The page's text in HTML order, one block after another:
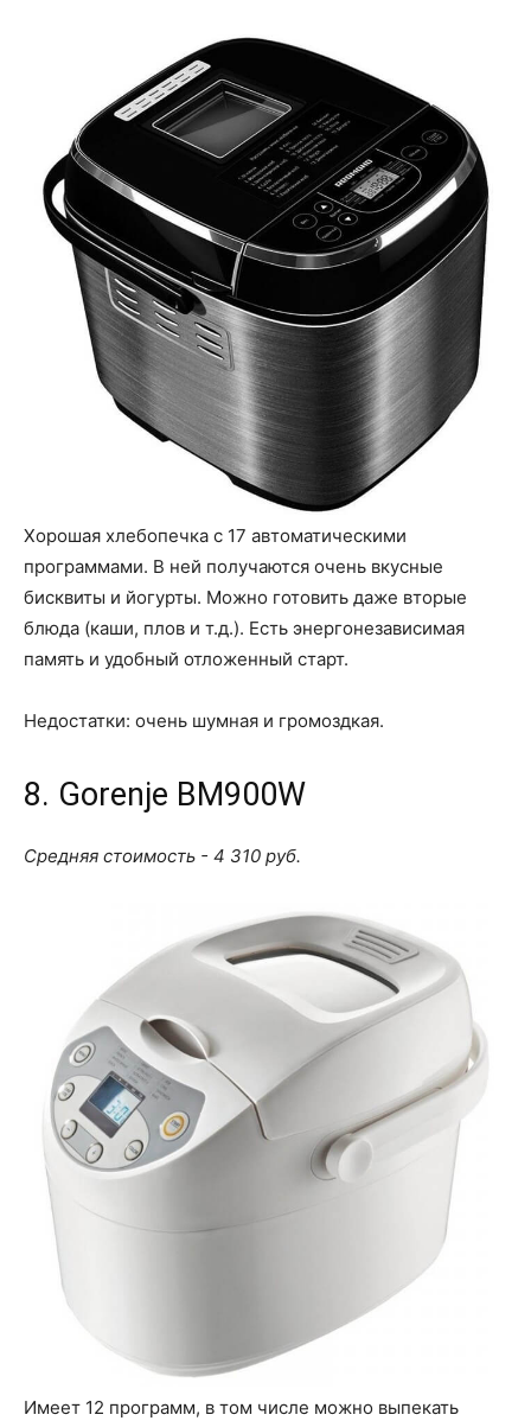
Хорошая хлебопечка с 17 автоматическими
программами. В ней получаются очень вкусные
бисквиты и йогурты. Можно готовить даже вторые
блюда (каши, плов и т.д.). Есть энергонезависимая
память и удобный отложенный старт.
Недостатки: очень шумная и громоздкая.
8. Gorenje BM900W
Средняя стоимость - 4 310 руб.
Имеет 12 программ, в том числе можно выпекать